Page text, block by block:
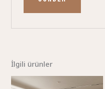
İlgili ürünler